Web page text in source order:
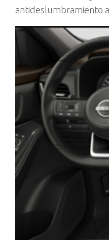
antideslumbramiento